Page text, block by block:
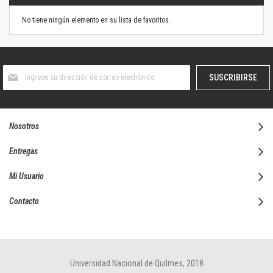
No tiene ningún elemento en su lista de favoritos.
boletín
SUSCRIBIRSE
Nosotros
Entregas
Mi Usuario
Contacto
Universidad Nacional de Quilmes, 2018